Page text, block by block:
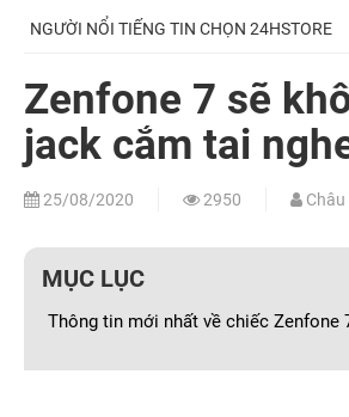
NGƯỜI NỔI TIẾNG TIN CHỌN 24HSTORE
Zenfone 7 sẽ
jack cắm tai
25/08/2020 2950 Châu
MỤC LỤC
Thông tin mới nhất về chiếc Zenfone